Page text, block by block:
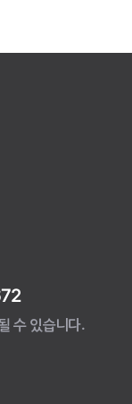
수 있습니다.